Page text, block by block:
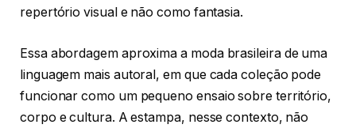
repertório visual e não como fantasia.
Essa abordagem aproxima a moda brasileira de uma
linguagem mais autoral, em que cada coleção pode
funcionar como um pequeno ensaio sobre território,
corpo e cultura. A estampa, nesse contexto, não